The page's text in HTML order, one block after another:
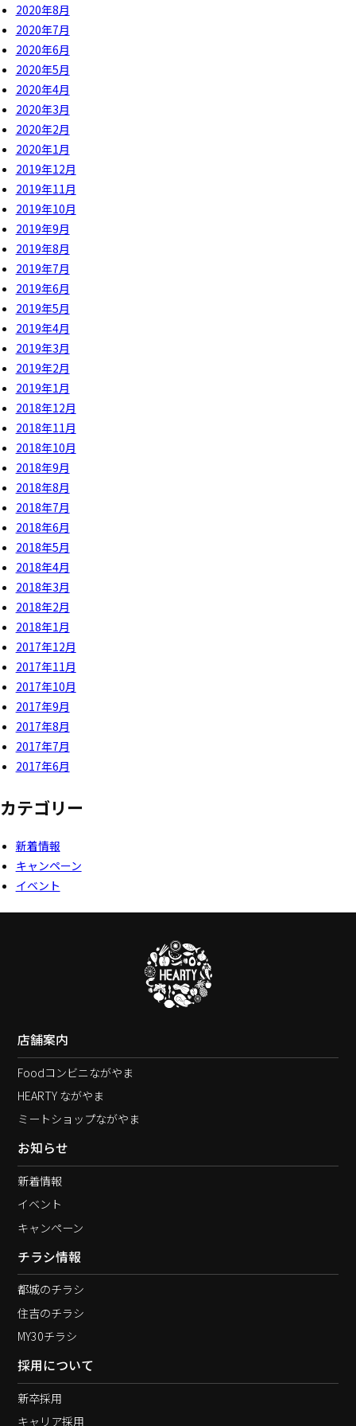
2020年8月
2020年7月
2020年6月
2020年5月
2020年4月
2020年3月
2020年2月
2020年1月
2019年12月
2019年11月
2019年10月
2019年9月
2019年8月
2019年7月
2019年6月
2019年5月
2019年4月
2019年3月
2019年2月
2019年1月
2018年12月
2018年11月
2018年10月
2018年9月
2018年8月
2018年7月
2018年6月
2018年5月
2018年4月
2018年3月
2018年2月
2018年1月
2017年12月
2017年11月
2017年10月
2017年9月
2017年8月
2017年7月
2017年6月
カテゴリー
新着情報
キャンペーン
イベント
店舗案内
Foodコンビニながやま
HEARTY ながやま
ミートショップながやま
お知らせ
新着情報
イベント
キャンペーン
チラシ情報
都城のチラシ
住吉のチラシ
MY30チラシ
採用について
新卒採用
キャリア採用